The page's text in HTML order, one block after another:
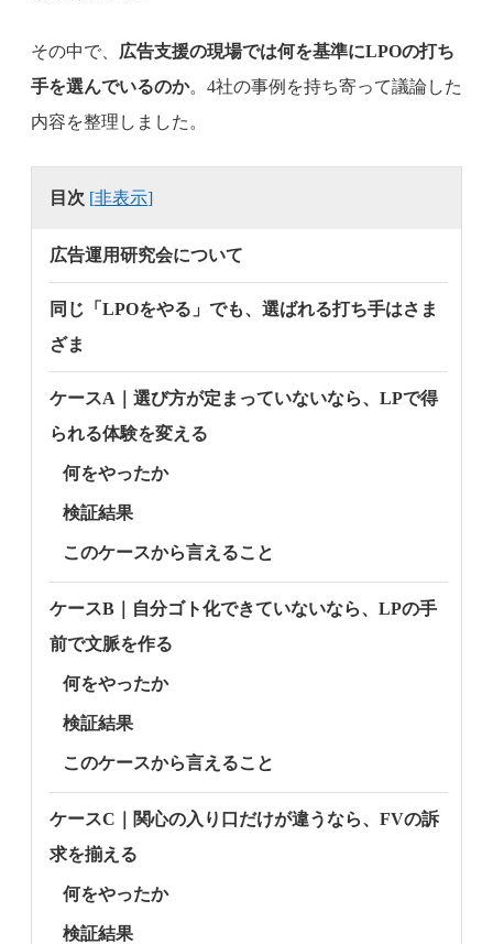
その中で、 広告支援の現場では何を基準にLPOの打ち
手を選んでいるのか。4社の事例を持ち寄って議論した
内容を整理しました。
目次 [非表示]
広告運用研究会について
同じ「LPOをやる」でも、選ばれる打ち手はさま
ざま
ケースA｜選び方が定まっていないなら、LPで得
られる体験を変える
何をやったか
検証結果
このケースから言えること
ケースB｜自分ゴト化できていないなら、LPの手
前で文脈を作る
何をやったか
検証結果
このケースから言えること
ケースC｜関心の入り口だけが違うなら、FVの訴
求を揃える
何をやったか
検証結果